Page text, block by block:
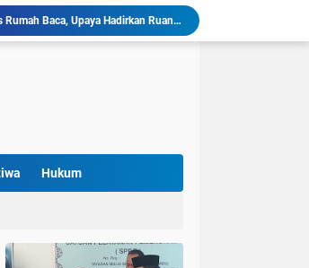
KKN Unhas Gel.116
Mahasiswa KKN-T Unhas Gelombang 116 di Desa Simpellu Kembangkan Semprot Antinyamuk Alami
Mahasiswa KKN-T Literasi Unhas Laksanakan Kunjungan Literasi ke Rumah Baca Lo’mo Topejawa Bersama Siswa UPT SDN 66 Kajang
Hukum